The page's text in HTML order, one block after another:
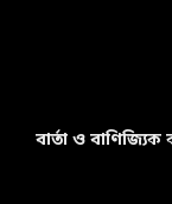
বার্তা ও বাণিজ্যিক